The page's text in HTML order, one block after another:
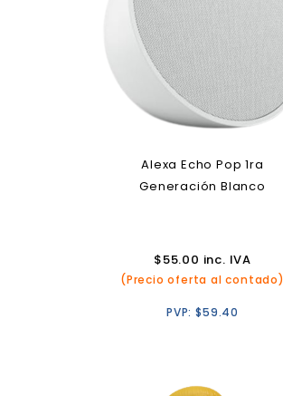
Alexa Echo Pop 1ra
Generación Blanco
$55.00 inc. IVA
(Precio oferta al contado)
PVP:$59.40